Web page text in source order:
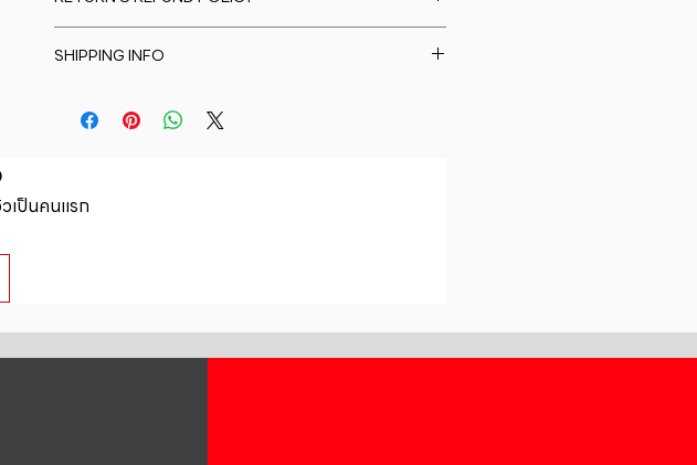
material, care and cleaning instructions. This is also a
great space to write what makes this product
to let your customers know what to do in case they
straightforward refund or exchange policy is a great
way to build trust and reassure your customers that
SHIPPING INFO
information about your shipping methods,
can buy from you with confidence.
เป็นคนแรก